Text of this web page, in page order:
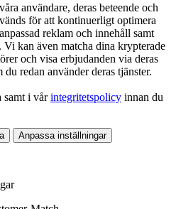
användare, deras beteende och
för att kontinuerligt optimera
reklam och innehåll samt
Vi kan även matcha dina krypterade
och visa erbjudanden via deras
redan använder deras tjänster.
samt i vårintegritetspolicy innan du
Anpassa inställningar